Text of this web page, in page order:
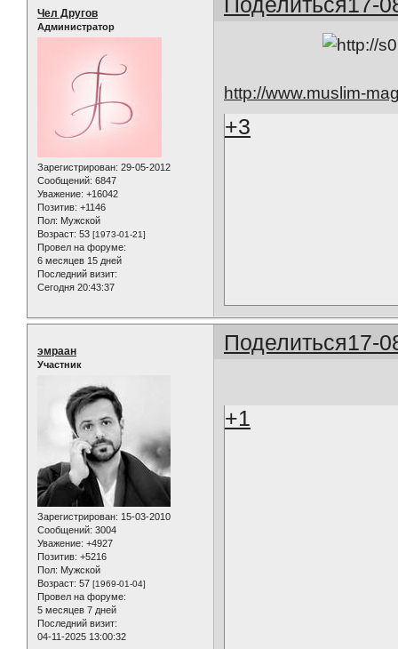
Чел Другов
Администратор
Зарегистрирован: 29-05-2012
Сообщений: 6847
Уважение: +16042
Позитив: +1146
Пол: Мужской
Возраст: 53 [1973-01-21]
Провел на форуме:
6 месяцев 15 дней
Последний визит:
Сегодня 20:43:37
http://www.muslim-
+3
Поделиться17-
эмраан
Участник
Зарегистрирован: 15-03-2010
Сообщений: 3004
Уважение: +4927
Позитив: +5216
Пол: Мужской
Возраст: 57 [1969-01-04]
Провел на форуме:
5 месяцев 7 дней
Последний визит:
04-11-2025 13:00:32
+1